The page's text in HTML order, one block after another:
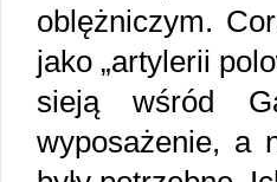
oblężniczym.
jako „artylerii
sieją wśród
wyposażenie, a